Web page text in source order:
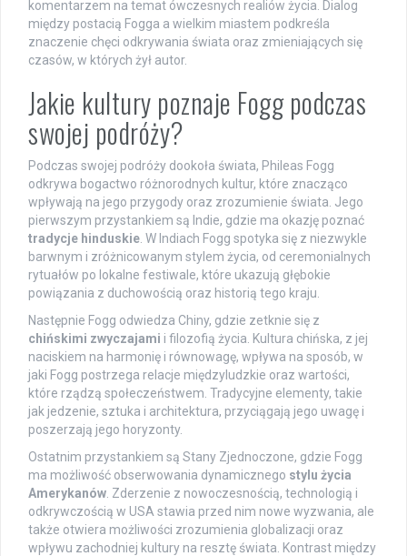
komentarzem na temat ówczesnych realiów życia. Dialog
między postacią Fogga a wielkim miastem podkreśla
znaczenie chęci odkrywania świata oraz zmieniających się
czasów, w których żył autor.
Jakie kultury poznaje Fogg podczas
swojej podróży?
Podczas swojej podróży dookoła świata, Phileas Fogg
odkrywa bogactwo różnorodnych kultur, które znacząco
wpływają na jego przygody oraz zrozumienie świata. Jego
pierwszym przystankiem są Indie, gdzie ma okazję poznać
tradycje hinduskie . W Indiach Fogg spotyka się z niezwykle
barwnym i zróżnicowanym stylem życia, od ceremonialnych
rytuałów po lokalne festiwale, które ukazują głębokie
powiązania z duchowością oraz historią tego kraju.
Następnie Fogg odwiedza Chiny, gdzie zetknie się z
chińskimi zwyczajami i filozofią życia. Kultura chińska, z jej
naciskiem na harmonię i równowagę, wpływa na sposób, w
jaki Fogg postrzega relacje międzyludzkie oraz wartości,
które rządzą społeczeństwem. Tradycyjne elementy, takie
jak jedzenie, sztuka i architektura, przyciągają jego uwagę i
poszerzają jego horyzonty.
Ostatnim przystankiem są Stany Zjednoczone, gdzie Fogg
ma możliwość obserwowania dynamicznego stylu życia
Amerykanów . Zderzenie z nowoczesnością, technologią i
odkrywczością w USA stawia przed nim nowe wyzwania, ale
także otwiera możliwości zrozumienia globalizacji oraz
wpływu zachodniej kultury na resztę świata. Kontrast między